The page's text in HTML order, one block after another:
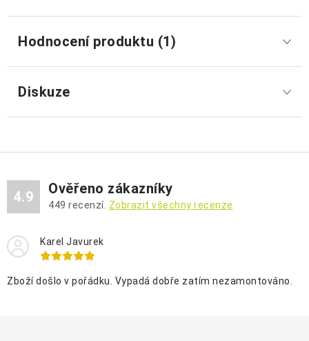
Hodnocení produktu (1)
Diskuze
4.9 Ověřeno zákazníky
449 recenzí. Zobrazit všechny recenze
Karel Javurek
Zboží došlo v pořádku. Vypadá dobře zatím nezamontováno.